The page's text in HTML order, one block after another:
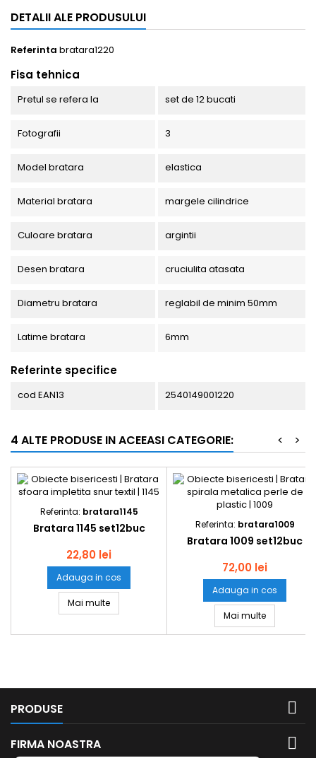
DETALII ALE PRODUSULUI
Referinta bratara1220
Fisa tehnica
Pretul se refera la set de 12 bucati
Fotografii 3
Model bratara elastica
Material bratara margele cilindrice
Culoare bratara argintii
Desen bratara cruciulita atasata
Diametru bratara reglabil de minim 50mm
Latime bratara 6mm
Referinte specifice
cod EAN13 2540149001220
4 ALTE PRODUSE IN ACEEASI CATEGORIE: >
<
Referinta: bratara1145
Bratara 1145 set12buc
22,80 lei
Adauga in cos
Mai multeBratara 1145 set12buc
Referinta: bratara1009
Bratara 1009 set12buc
72,00 lei
Adauga in cos
Mai multeBratara
PRODUSE 
FIRMA NOASTRA 